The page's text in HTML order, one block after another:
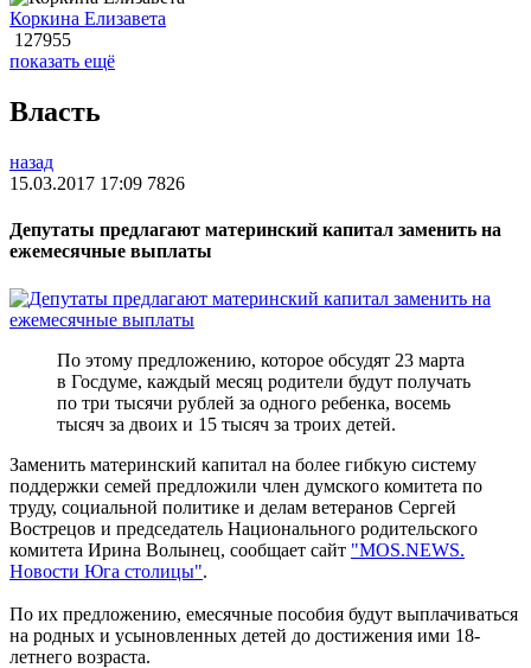
Коркина Елизавета
127955
показать ещё
Власть
назад
15.03.2017 17:09 7826
Депутаты предлагают материнский капитал заменить на
ежемесячные выплаты
По этому предложению, которое обсудят 23 марта
в Госдуме, каждый месяц родители будут получать
по три тысячи рублей за одного ребенка, восемь
тысяч за двоих и 15 тысяч за троих детей.
Заменить материнский капитал на более гибкую систему
поддержки семей предложили член думского комитета по
труду, социальной политике и делам ветеранов Сергей
Вострецов и председатель Национального родительского
комитета Ирина Волынец, сообщает сайт "MOS.NEWS.
Новости Юга столицы".
По их предложению, емесячные пособия будут выплачиваться
на родных и усыновленных детей до достижения ими 18-
летнего возраста.